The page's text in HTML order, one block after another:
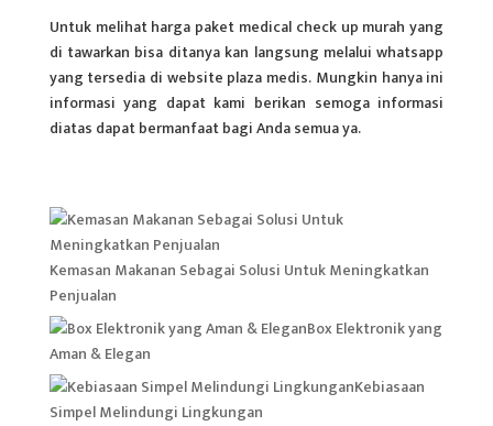
Untuk melihat harga paket medical check up murah yang
di tawarkan bisa ditanya kan langsung melalui whatsapp
yang tersedia di website plaza medis. Mungkin hanya ini
informasi yang dapat kami berikan semoga informasi
diatas dapat bermanfaat bagi Anda semua ya.
Kemasan Makanan Sebagai Solusi Untuk Meningkatkan
Penjualan
Box Elektronik yang
Aman & Elegan
Kebiasaan
Simpel Melindungi Lingkungan